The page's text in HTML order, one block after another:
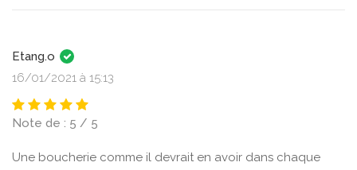
Etang.o
16/01/2021 à 15:13
Note de : 5 / 5
Une boucherie comme il devrait en avoir dans chaque